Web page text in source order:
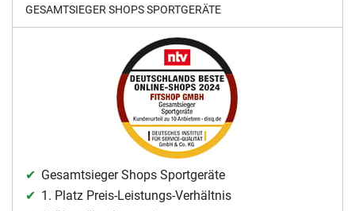
GESAMTSIEGER SHOPS SPORTGERÄTE
Gesamtsieger Shops Sportgeräte
1. Platz Preis-Leistungs-Verhältnis